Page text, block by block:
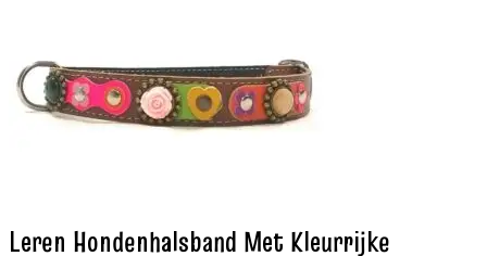
Leren Hondenhalsband Met Kleurrijke